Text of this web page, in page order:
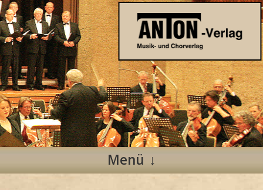
Anton Verlag
Musik- und Chorverlag
Menü